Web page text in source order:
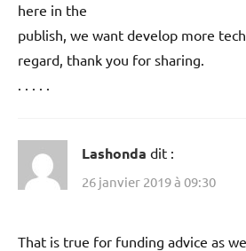
here in the
publish, we want develop more
regard, thank you for sharing.
. . . . .
Lashonda dit :
26 janvier 2019 à 09:30
That is true for funding advice as